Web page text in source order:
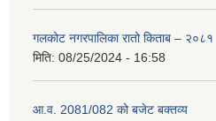
गलकोट नगरपालिका रातो किताब – २०८१
मिति: 08/25/2024 - 16:58
आ.व. 2081/082 को बजेट बक्तव्य